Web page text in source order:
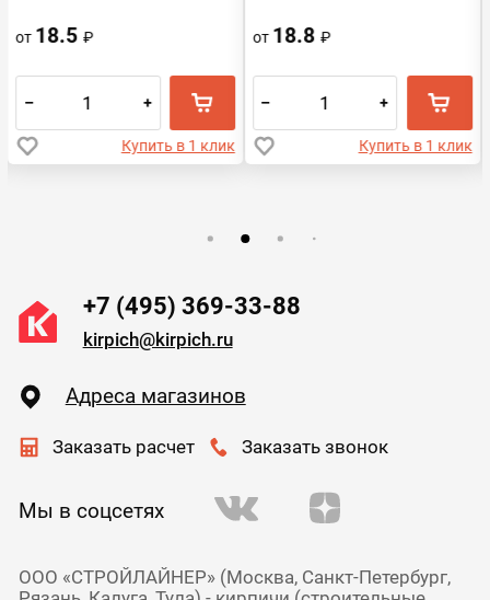
от 18.5₽
– +
Купить в 1 клик
от 18.8₽
– +
Купить в 1 клик
+7 (495) 369-33-88
kirpich@kirpich.ru
Адреса магазинов
Заказать расчет Заказать звонок
Мы в соцсетях
ООО «СТРОЙЛАЙНЕР» (Москва, Санкт-Петербург,